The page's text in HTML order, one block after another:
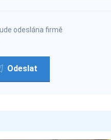
odeslána firmě
Odeslat